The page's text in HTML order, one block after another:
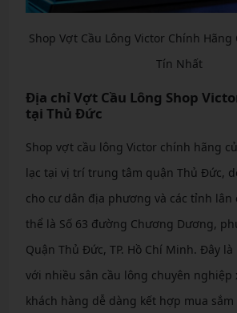
Shop Vợt Cầu Lông Victor Chính
Tín Nhất
Địa chỉ Vợt Cầu Lông Shop
tại Thủ Đức
Shop vợt cầu lông Victor chính hãng
lạc tại vị trí trung tâm quận Thủ Đức,
cho cư dân địa phương và các tỉnh lân
thể là Số 63 đường Chương Dương,
Quận Thủ Đức, TP. Hồ Chí Minh. Đây
với nhiều sân cầu lông chuyên
khách hàng dễ dàng kết hợp mua sắm